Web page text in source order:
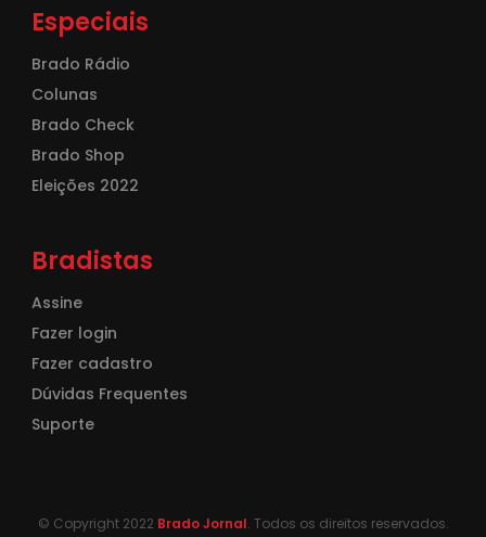
Especiais
Brado Rádio
Colunas
Brado Check
Brado Shop
Eleições 2022
Bradistas
Assine
Fazer login
Fazer cadastro
Dúvidas Frequentes
Suporte
© Copyright 2022 Brado Jornal. Todos os direitos reservados.